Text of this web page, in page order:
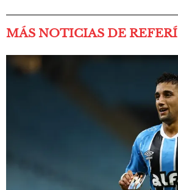
MÁS NOTICIAS DE REFERÍ